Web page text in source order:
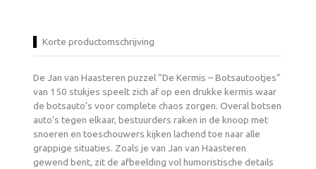
Korte productomschrijving
De Jan van Haasteren puzzel “De Kermis – Botsautootjes”
van 150 stukjes speelt zich af op een drukke kermis waar
de botsauto’s voor complete chaos zorgen. Overal botsen
auto’s tegen elkaar, bestuurders raken in de knoop met
snoeren en toeschouwers kijken lachend toe naar alle
grappige situaties. Zoals je van Jan van Haasteren
gewend bent, zit de afbeelding vol humoristische details